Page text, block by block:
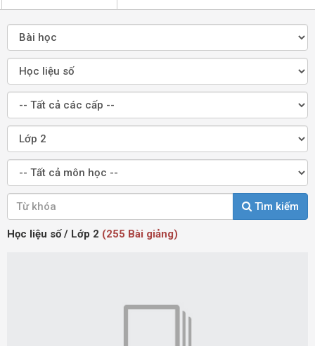
Tìm kiếm
Học liệu số / Lớp 2 (255 Bài giảng)